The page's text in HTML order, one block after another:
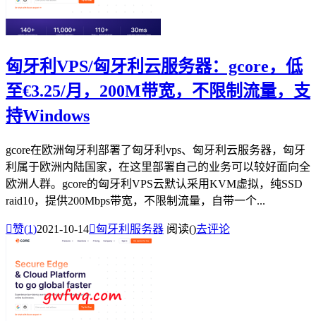
匈牙利VPS/匈牙利云服务器：gcore，低
至€3.25/月，200M带宽，不限制流量，支
持Windows
gcore在欧洲匈牙利部署了匈牙利vps、匈牙利云服务器，匈牙
利属于欧洲内陆国家，在这里部署自己的业务可以较好面向全
欧洲人群。gcore的匈牙利VPS云默认采用KVM虚拟，纯SSD
raid10，提供200Mbps带宽，不限制流量，自带一个...
赞(1)2021-10-14匈牙利服务器 阅读()去评论